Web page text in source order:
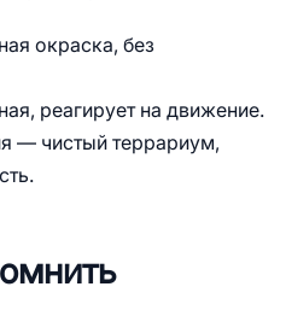
окраска, без
реагирует на движение.
— чистый террариум,